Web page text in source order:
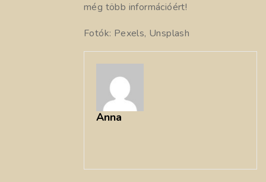
még több információért!
Fotók: Pexels, Unsplash
Anna